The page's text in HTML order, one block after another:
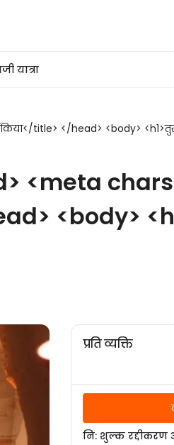
यात्रा
title> </head> <body>
<meta
<body>
प्रति व्यक्ति
नि: शुल्क रद्दीकरण